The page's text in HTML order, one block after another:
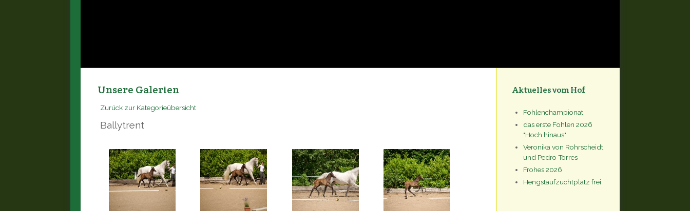
Unsere Galerien
Zurück zur Kategorieübersicht
Ballytrent
Aktuelles vom Hof
Fohlenchampionat
das erste Fohlen 2026
"Hoch hinaus"
Veronika von Rohrscheidt
und Pedro Torres
Frohes 2026
Hengstaufzuchtplatz frei